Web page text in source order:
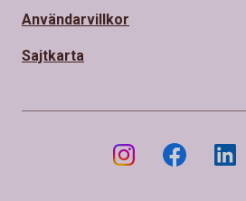
Användarvillkor
Sajtkarta